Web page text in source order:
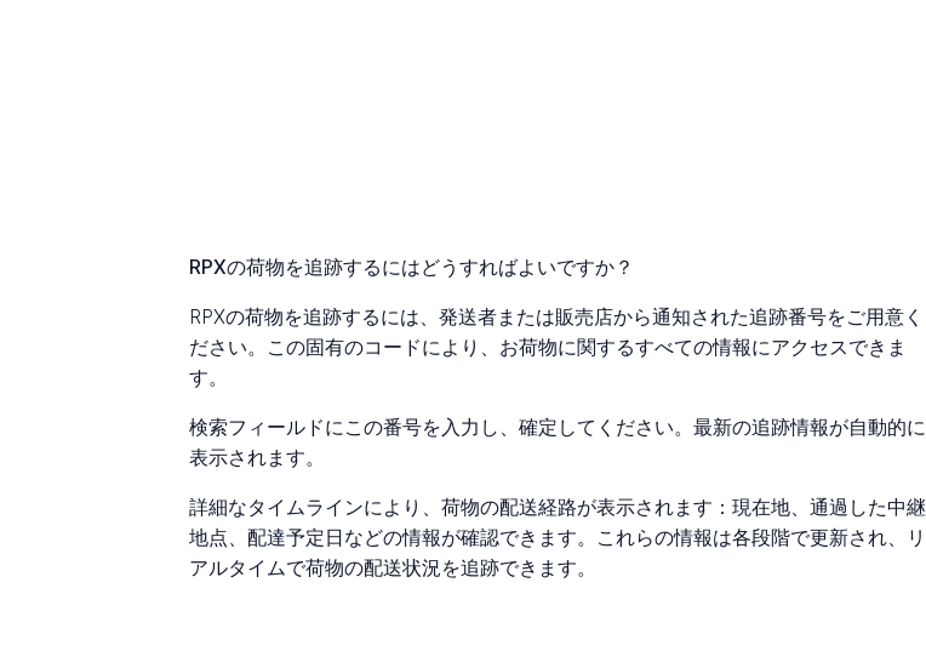
RPXの荷物を追跡するにはどうすればよいですか？
RPXの荷物を追跡するには、発送者または販売店から通知された追跡番号をご用意く
ださい。この固有のコードにより、お荷物に関するすべての情報にアクセスできま
す。
検索フィールドにこの番号を入力し、確定してください。最新の追跡情報が自動的に
表示されます。
詳細なタイムラインにより、荷物の配送経路が表示されます：現在地、通過した中継
地点、配達予定日などの情報が確認できます。これらの情報は各段階で更新され、リ
アルタイムで荷物の配送状況を追跡できます。